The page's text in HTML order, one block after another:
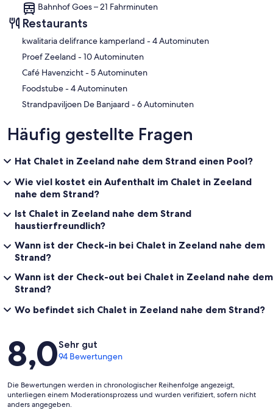
Bahnhof Goes – 21 Fahrminuten
Restaurants
‪kwalitaria delifrance kamperland - ‬4 Autominuten
‪Proef Zeeland - ‬10 Autominuten
‪Café Havenzicht - ‬5 Autominuten
‪Foodstube - ‬4 Autominuten
‪Strandpaviljoen De Banjaard - ‬6 Autominuten
Häufig gestellte Fragen
Hat Chalet in Zeeland nahe dem Strand einen Pool?
Wie viel kostet ein Aufenthalt im Chalet in Zeeland
nahe dem Strand?
Ist Chalet in Zeeland nahe dem Strand
haustierfreundlich?
Wann ist der Check-in bei Chalet in Zeeland nahe dem
Strand?
Wann ist der Check-out bei Chalet in Zeeland nahe dem
Strand?
Wo befindet sich Chalet in Zeeland nahe dem Strand?
Bewertungen
8,0Sehr gut
94 Bewertungen
Die Bewertungen werden in chronologischer Reihenfolge angezeigt,
unterliegen einem Moderationsprozess und wurden verifiziert, sofern nicht
anders angegeben.